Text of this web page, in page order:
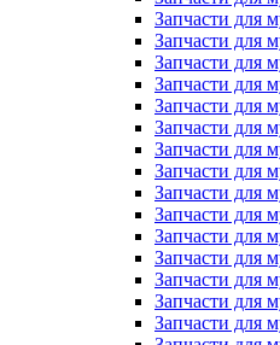
Запчасти для
Запчасти для
Запчасти для
Запчасти для
Запчасти для
Запчасти для
Запчасти для
Запчасти для
Запчасти для
Запчасти для
Запчасти для
Запчасти для
Запчасти для
Запчасти для
Запчасти для